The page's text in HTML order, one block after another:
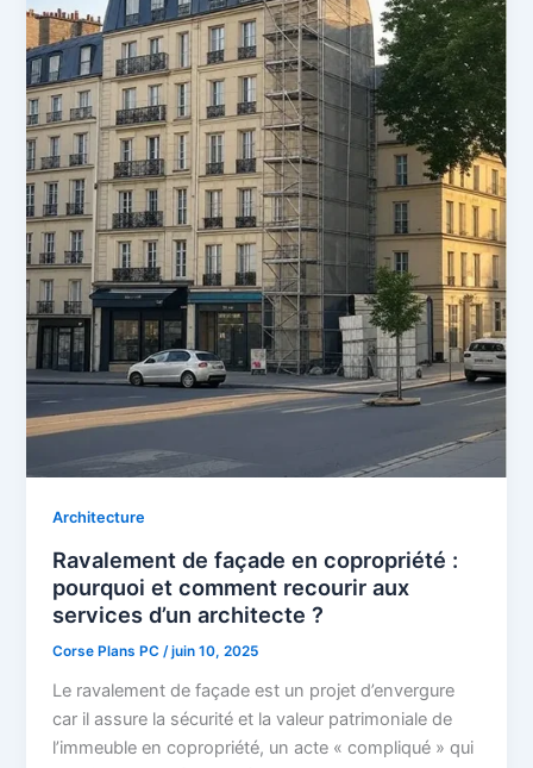
Architecture
Ravalement de façade en copropriété :
pourquoi et comment recourir aux
services d’un architecte ?
Corse Plans PC/juin 10, 2025
Le ravalement de façade est un projet d’envergure
car il assure la sécurité et la valeur patrimoniale de
l’immeuble en copropriété, un acte « compliqué » qui